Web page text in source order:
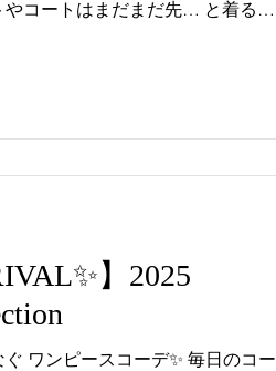
】2025
ワンピースコーデ✨ 毎日のコー